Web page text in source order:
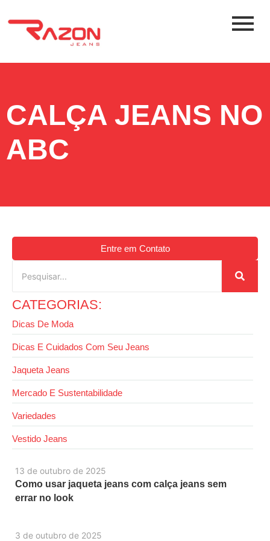
CALÇA JEANS NO
ABC
13 de outubro de 2025
Como usar jaqueta jeans com calça jeans sem
errar no look
3 de outubro de 2025
Entre em Contato
CATEGORIAS:
Dicas De Moda
Dicas E Cuidados Com Seu Jeans
Jaqueta Jeans
Mercado E Sustentabilidade
Variedades
Vestido Jeans